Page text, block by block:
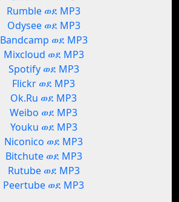
Rumble ወደ MP3
Odysee ወደ MP3
Bandcamp ወደ MP3
Mixcloud ወደ MP3
Spotify ወደ MP3
Flickr ወደ MP3
Ok.Ru ወደ MP3
Weibo ወደ MP3
Youku ወደ MP3
Niconico ወደ MP3
Bitchute ወደ MP3
Rutube ወደ MP3
Peertube ወደ MP3